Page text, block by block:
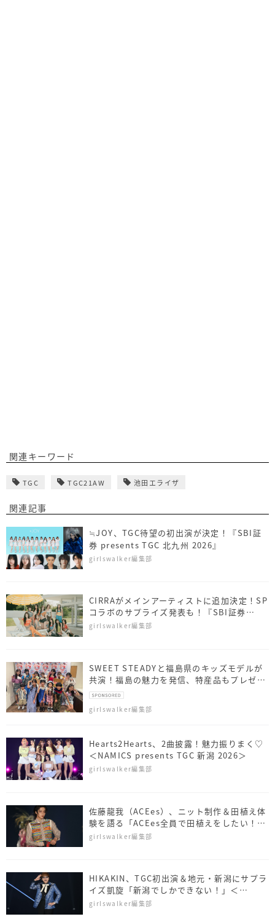
関連キーワード
TGC TGC21AW 池田エライザ
関連記事
≒JOY、TGC待望の初出演が決定！『SBI証
券 presents TGC 北九州 2026』
girlswalker編集部
CIRRAがメインアーティストに追加決定！SP
コラボのサプライズ発表も！『SBI証券
presents TGC 北九州 2026』
girlswalker編集部
SWEET STEADYと福島県のキッズモデルが
共演！福島の魅力を発信、特産品もプレゼン
ト
girlswalker編集部
Hearts2Hearts、2曲披露！魅力振りまく♡
＜NAMICS presents TGC 新潟 2026＞
girlswalker編集部
佐藤⿓我（ACEes）、ニット制作＆田植え体
験を語る「ACEes全員で田植えをしたい！」
＜NAMICS presents TGC 新潟 2026＞
girlswalker編集部
HIKAKIN、TGC初出演＆地元・新潟にサプラ
イズ凱旋「新潟でしかできない！」＜
NAMICS presents TGC 新潟 2026＞
girlswalker編集部